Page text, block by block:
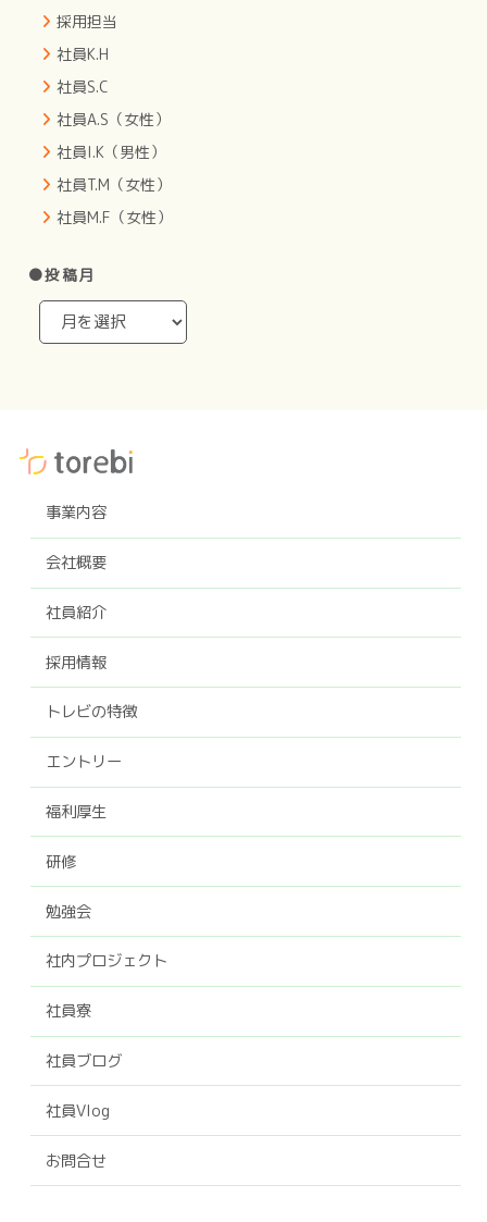
採用担当
社員K.H
社員S.C
社員A.S（女性）
社員I.K（男性）
社員T.M（女性）
社員M.F（女性）
●投稿月
事業内容
会社概要
社員紹介
採用情報
トレビの特徴
エントリー
福利厚生
研修
勉強会
社内プロジェクト
社員寮
社員ブログ
社員Vlog
お問合せ